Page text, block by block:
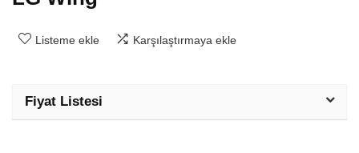
Listeme ekle Karşılaştırmaya ekle
Fiyat Listesi